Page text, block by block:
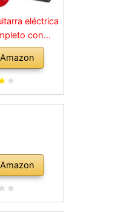
eléctrica
con
clases,
transporte,
y cuerdas de